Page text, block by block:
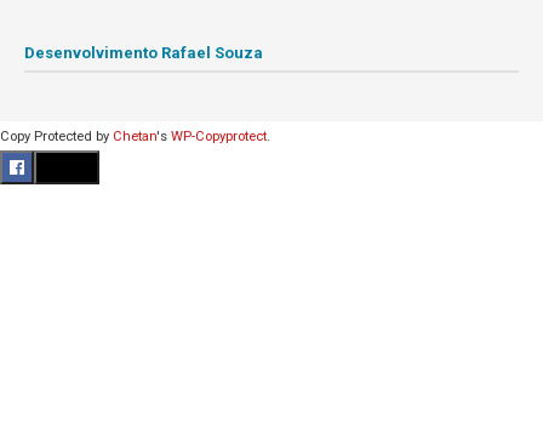
Desenvolvimento Rafael Souza
Copy Protected by Chetan's WP-Copyprotect.